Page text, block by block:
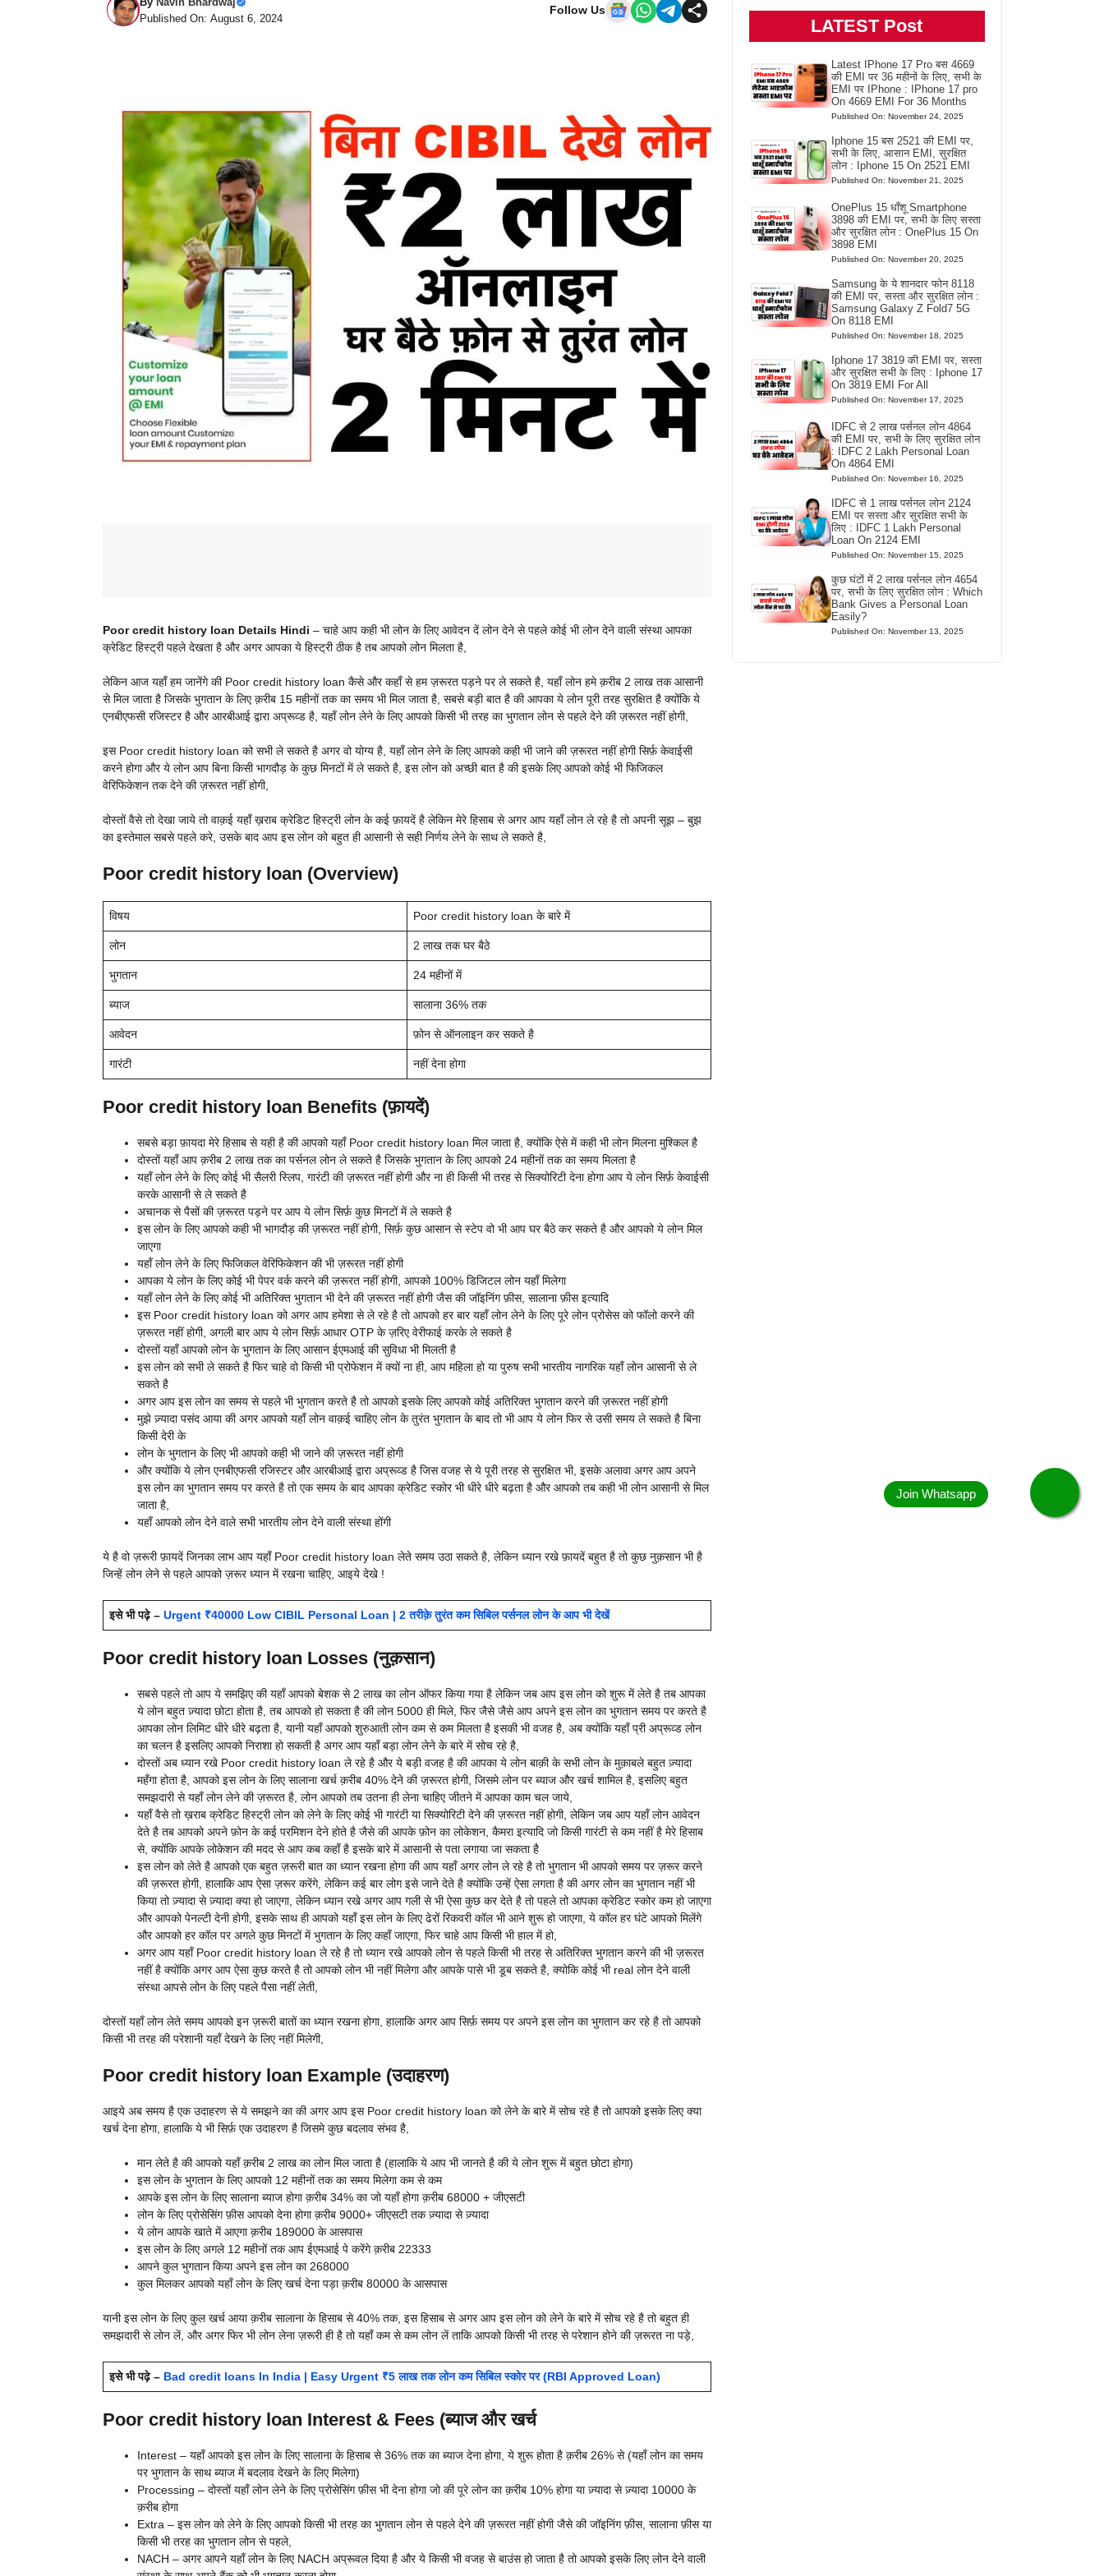
Published On: August 6, 2024
Follow Us
Poor credit history loan Details Hindi – चाहे आप कही भी लोन के लिए आवेदन दें लोन देने से पहले कोई भी लोन देने वाली संस्था आपका
क्रेडिट हिस्ट्री पहले देखता है और अगर आपका ये हिस्ट्री ठीक है तब आपको लोन मिलता है,
लेकिन आज यहाँ हम जानेंगे की Poor credit history loan कैसे और कहाँ से हम ज़रूरत पड़ने पर ले सकते है, यहाँ लोन हमे क़रीब 2 लाख तक आसानी
से मिल जाता है जिसके भुगतान के लिए क़रीब 15 महीनों तक का समय भी मिल जाता है, सबसे बड़ी बात है की आपका ये लोन पूरी तरह सुरक्षित है क्योंकि ये
एनबीएफसी रजिस्टर है और आरबीआई द्वारा अप्रूव्ड है, यहाँ लोन लेने के लिए आपको किसी भी तरह का भुगतान लोन से पहले देने की ज़रूरत नहीं होगी,
इस Poor credit history loan को सभी ले सकते है अगर वो योग्य है, यहाँ लोन लेने के लिए आपको कही भी जाने की ज़रूरत नहीं होगी सिर्फ़ केवाईसी
करने होगा और ये लोन आप बिना किसी भागदौड़ के कुछ मिनटों में ले सकते है, इस लोन को अच्छी बात है की इसके लिए आपको कोई भी फिजिकल
वेरिफिकेशन तक देने की ज़रूरत नहीं होगी,
दोस्तों वैसे तो देखा जाये तो वाक़ई यहाँ ख़राब क्रेडिट हिस्ट्री लोन के कई फ़ायदें है लेकिन मेरे हिसाब से अगर आप यहाँ लोन ले रहे है तो अपनी सूझ – बुझ
का इस्तेमाल सबसे पहले करे, उसके बाद आप इस लोन को बहुत ही आसानी से सही निर्णय लेने के साथ ले सकते है,
Poor credit history loan (Overview)
विषय Poor credit history loan के बारे में
लोन 2 लाख तक घर बैठे
भुगतान 24 महीनों में
ब्याज सालाना 36% तक
आवेदन फ़ोन से ऑनलाइन कर सकते है
गारंटी नहीं देना होगा
Poor credit history loan Benefits (फ़ायदें)
सबसे बड़ा फ़ायदा मेरे हिसाब से यही है की आपको यहाँ Poor credit history loan मिल जाता है, क्योंकि ऐसे में कही भी लोन मिलना मुश्किल है
दोस्तों यहाँ आप क़रीब 2 लाख तक का पर्सनल लोन ले सकते है जिसके भुगतान के लिए आपको 24 महीनों तक का समय मिलता है
यहाँ लोन लेने के लिए कोई भी सैलरी स्लिप, गारंटी की ज़रूरत नहीं होगी और ना ही किसी भी तरह से सिक्योरिटी देना होगा आप ये लोन सिर्फ़ केवाईसी
करके आसानी से ले सकते है
अचानक से पैसों की ज़रूरत पड़ने पर आप ये लोन सिर्फ़ कुछ मिनटों में ले सकते है
इस लोन के लिए आपको कही भी भागदौड़ की ज़रूरत नहीं होगी, सिर्फ़ कुछ आसान से स्टेप वो भी आप घर बैठे कर सकते है और आपको ये लोन मिल
जाएगा
यहाँ लोन लेने के लिए फिजिकल वेरिफिकेशन की भी ज़रूरत नहीं होगी
आपका ये लोन के लिए कोई भी पेपर वर्क करने की ज़रूरत नहीं होगी, आपको 100% डिजिटल लोन यहाँ मिलेगा
यहाँ लोन लेने के लिए कोई भी अतिरिक्त भुगतान भी देने की ज़रूरत नहीं होगी जैस की जॉइनिंग फ़ीस, सालाना फ़ीस इत्यादि
इस Poor credit history loan को अगर आप हमेशा से ले रहे है तो आपको हर बार यहाँ लोन लेने के लिए पूरे लोन प्रोसेस को फॉलो करने की
ज़रूरत नहीं होगी, अगली बार आप ये लोन सिर्फ़ आधार OTP के ज़रिए वेरीफाई करके ले सकते है
दोस्तों यहाँ आपको लोन के भुगतान के लिए आसान ईएमआई की सुविधा भी मिलती है
इस लोन को सभी ले सकते है फिर चाहे वो किसी भी प्रोफेशन में क्यों ना ही, आप महिला हो या पुरुष सभी भारतीय नागरिक यहाँ लोन आसानी से ले
सकते है
अगर आप इस लोन का समय से पहले भी भुगतान करते है तो आपको इसके लिए आपको कोई अतिरिक्त भुगतान करने की ज़रूरत नहीं होगी
मुझे ज़्यादा पसंद आया की अगर आपको यहाँ लोन वाक़ई चाहिए लोन के तुरंत भुगतान के बाद तो भी आप ये लोन फिर से उसी समय ले सकते है बिना
किसी देरी के
लोन के भुगतान के लिए भी आपको कही भी जाने की ज़रूरत नहीं होगी
और क्योंकि ये लोन एनबीएफसी रजिस्टर और आरबीआई द्वारा अप्रूव्ड है जिस वजह से ये पूरी तरह से सुरक्षित भी, इसके अलावा अगर आप अपने
इस लोन का भुगतान समय पर करते है तो एक समय के बाद आपका क्रेडिट स्कोर भी धीरे धीरे बढ़ता है और आपको तब कही भी लोन आसानी से मिल
जाता है,
यहाँ आपको लोन देने वाले सभी भारतीय लोन देने वाली संस्था होंगी
ये है वो ज़रूरी फ़ायदें जिनका लाभ आप यहाँ Poor credit history loan लेते समय उठा सकते है, लेकिन ध्यान रखे फ़ायदें बहुत है तो कुछ नुक़सान भी है
जिन्हें लोन लेने से पहले आपको ज़रूर ध्यान में रखना चाहिए, आइये देखे !
इसे भी पढ़े – Urgent ₹40000 Low CIBIL Personal Loan | 2 तरीक़े तुरंत कम सिबिल पर्सनल लोन के आप भी देखें
Poor credit history loan Losses (नुक़सान)
सबसे पहले तो आप ये समझिए की यहाँ आपको बेशक से 2 लाख का लोन ऑफर किया गया है लेकिन जब आप इस लोन को शुरू में लेते है तब आपका
ये लोन बहुत ज़्यादा छोटा होता है, तब आपको हो सकता है की लोन 5000 ही मिले, फिर जैसे जैसे आप अपने इस लोन का भुगतान समय पर करते है
आपका लोन लिमिट धीरे धीरे बढ़ता है, यानी यहाँ आपको शुरुआती लोन कम से कम मिलता है इसकी भी वजह है, अब क्योंकि यहाँ प्री अप्रूव्ड लोन
का चलन है इसलिए आपको निराशा हो सकती है अगर आप यहाँ बड़ा लोन लेने के बारे में सोच रहे है,
दोस्तों अब ध्यान रखे Poor credit history loan ले रहे है और ये बड़ी वजह है की आपका ये लोन बाक़ी के सभी लोन के मुक़ाबले बहुत ज़्यादा
महँगा होता है, आपको इस लोन के लिए सालाना खर्च क़रीब 40% देने की ज़रूरत होगी, जिसमे लोन पर ब्याज और खर्च शामिल है, इसलिए बहुत
समझदारी से यहाँ लोन लेने की ज़रूरत है, लोन आपको तब उतना ही लेना चाहिए जीतने में आपका काम चल जाये,
यहाँ वैसे तो ख़राब क्रेडिट हिस्ट्री लोन को लेने के लिए कोई भी गारंटी या सिक्योरिटी देने की ज़रूरत नहीं होगी, लेकिन जब आप यहाँ लोन आवेदन
देते है तब आपको अपने फ़ोन के कई परमिशन देने होते है जैसे की आपके फ़ोन का लोकेशन, कैमरा इत्यादि जो किसी गारंटी से कम नहीं है मेरे हिसाब
से, क्योंकि आपके लोकेशन की मदद से आप कब कहाँ है इसके बारे में आसानी से पता लगाया जा सकता है
इस लोन को लेते है आपको एक बहुत ज़रूरी बात का ध्यान रखना होगा की आप यहाँ अगर लोन ले रहे है तो भुगतान भी आपको समय पर ज़रूर करने
की ज़रूरत होगी, हालाकि आप ऐसा ज़रूर करेंगे, लेकिन कई बार लोग इसे जाने देते है क्योंकि उन्हें ऐसा लगता है की अगर लोन का भुगतान नहीं भी
किया तो ज़्यादा से ज़्यादा क्या हो जाएगा, लेकिन ध्यान रखे अगर आप गली से भी ऐसा कुछ कर देते है तो पहले तो आपका क्रेडिट स्कोर कम हो जाएगा
और आपको पेनल्टी देनी होगी, इसके साथ ही आपको यहाँ इस लोन के लिए ढेरों रिकवरी कॉल भी आने शुरू हो जाएगा, ये कॉल हर घंटे आपको मिलेंगे
और आपको हर कॉल पर अगले कुछ मिनटों में भुगतान के लिए कहाँ जाएगा, फिर चाहे आप किसी भी हाल में हो,
अगर आप यहाँ Poor credit history loan ले रहे है तो ध्यान रखे आपको लोन से पहले किसी भी तरह से अतिरिक्त भुगतान करने की भी ज़रूरत
नहीं है क्योंकि अगर आप ऐसा कुछ करते है तो आपको लोन भी नहीं मिलेगा और आपके पासे भी डूब सकते है, क्योकि कोई भी real लोन देने वाली
संस्था आपसे लोन के लिए पहले पैसा नहीं लेती,
दोस्तों यहाँ लोन लेते समय आपको इन ज़रूरी बातों का ध्यान रखना होगा, हालाकि अगर आप सिर्फ़ समय पर अपने इस लोन का भुगतान कर रहे है तो आपको
किसी भी तरह की परेशानी यहाँ देखने के लिए नहीं मिलेगी,
Poor credit history loan Example (उदाहरण)
आइये अब समय है एक उदाहरण से ये समझने का की अगर आप इस Poor credit history loan को लेने के बारे में सोच रहे है तो आपको इसके लिए क्या
खर्च देना होगा, हालाकि ये भी सिर्फ़ एक उदाहरण है जिसमे कुछ बदलाव संभव है,
मान लेते है की आपको यहाँ क़रीब 2 लाख का लोन मिल जाता है (हालाकि ये आप भी जानते है की ये लोन शुरू में बहुत छोटा होगा)
इस लोन के भुगतान के लिए आपको 12 महीनों तक का समय मिलेगा कम से कम
आपके इस लोन के लिए सालाना ब्याज होगा क़रीब 34% का जो यहाँ होगा क़रीब 68000 + जीएसटी
लोन के लिए प्रोसेसिंग फ़ीस आपको देना होगा क़रीब 9000+ जीएसटी तक ज़्यादा से ज़्यादा
ये लोन आपके खाते में आएगा क़रीब 189000 के आसपास
इस लोन के लिए अगले 12 महीनों तक आप ईएमआई पे करेंगे क़रीब 22333
आपने कुल भुगतान किया अपने इस लोन का 268000
कुल मिलकर आपको यहाँ लोन के लिए खर्च देना पड़ा क़रीब 80000 के आसपास
यानी इस लोन के लिए कुल खर्च आया क़रीब सालाना के हिसाब से 40% तक, इस हिसाब से अगर आप इस लोन को लेने के बारे में सोच रहे है तो बहुत ही
समझदारी से लोन लें, और अगर फिर भी लोन लेना ज़रूरी ही है तो यहाँ कम से कम लोन लें ताकि आपको किसी भी तरह से परेशान होने की ज़रूरत ना पड़े,
इसे भी पढ़े – Bad credit loans In India | Easy Urgent ₹5 लाख तक लोन कम सिबिल स्कोर पर (RBI Approved Loan)
Poor credit history loan Interest & Fees (ब्याज और खर्च
Interest – यहाँ आपको इस लोन के लिए सालाना के हिसाब से 36% तक का ब्याज देना होगा, ये शुरू होता है क़रीब 26% से (यहाँ लोन का समय
पर भुगतान के साथ ब्याज में बदलाव देखने के लिए मिलेगा)
Processing – दोस्तों यहाँ लोन लेने के लिए प्रोसेसिंग फ़ीस भी देना होगा जो की पूरे लोन का क़रीब 10% होगा या ज़्यादा से ज़्यादा 10000 के
क़रीब होगा
Extra – इस लोन को लेने के लिए आपको किसी भी तरह का भुगतान लोन से पहले देने की ज़रूरत नहीं होगी जैसे की जॉइनिंग फ़ीस, सालाना फ़ीस या
किसी भी तरह का भुगतान लोन से पहले,
NACH – अगर आपने यहाँ लोन के लिए NACH अप्रूवल दिया है और ये किसी भी वजह से बाउंस हो जाता है तो आपको इसके लिए लोन देने वाली
LATEST Post
Latest IPhone 17 Pro बस 4669
की EMI पर 36 महीनों के लिए, सभी के
EMI पर IPhone : IPhone 17 pro
On 4669 EMI For 36 Months
Published On: November 24, 2025
Iphone 15 बस 2521 की EMI पर,
सभी के लिए, आसान EMI, सुरक्षित
लोन : Iphone 15 On 2521 EMI
Published On: November 21, 2025
OnePlus 15 धाँशू Smartphone
3898 की EMI पर, सभी के लिए सस्ता
और सुरक्षित लोन : OnePlus 15 On
3898 EMI
Published On: November 20, 2025
Samsung के ये शानदार फोन 8118
की EMI पर, सस्ता और सुरक्षित लोन :
Samsung Galaxy Z Fold7 5G
On 8118 EMI
Published On: November 18, 2025
Iphone 17 3819 की EMI पर, सस्ता
और सुरक्षित सभी के लिए : Iphone 17
On 3819 EMI For All
Published On: November 17, 2025
IDFC से 2 लाख पर्सनल लोन 4864
की EMI पर, सभी के लिए सुरक्षित लोन
: IDFC 2 Lakh Personal Loan
On 4864 EMI
Published On: November 16, 2025
IDFC से 1 लाख पर्सनल लोन 2124
EMI पर सस्ता और सुरक्षित सभी के
लिए : IDFC 1 Lakh Personal
Loan On 2124 EMI
Published On: November 15, 2025
कुछ घंटों में 2 लाख पर्सनल लोन 4654
पर, सभी के लिए सुरक्षित लोन : Which
Bank Gives a Personal Loan
Easily?
Published On: November 13, 2025